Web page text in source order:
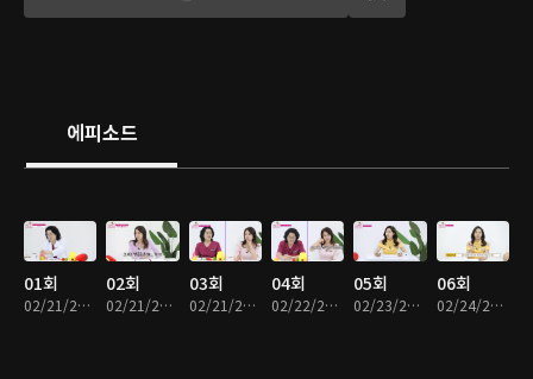
에피소드
01회
02/21/2023 • 14분
02회
02/21/2023 • 15분
03회
02/21/2023 • 15분
04회
02/22/2023 • 15분
05회
02/23/2023 • 15분
06회
02/24/2023 • 15분